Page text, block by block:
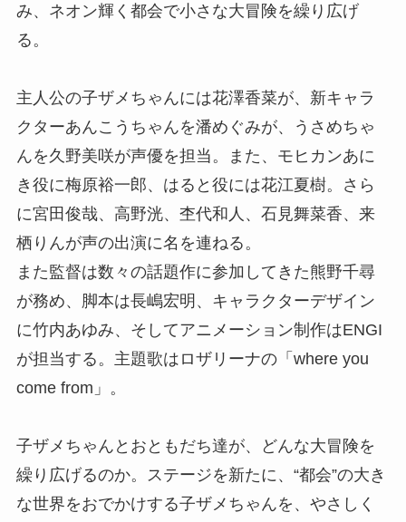
み、ネオン輝く都会で小さな大冒険を繰り広げ
る。
主人公の子ザメちゃんには花澤香菜が、新キャラ
クターあんこうちゃんを潘めぐみが、うさめちゃ
んを久野美咲が声優を担当。また、モヒカンあに
き役に梅原裕一郎、はると役には花江夏樹。さら
に宮田俊哉、高野洸、杢代和人、石見舞菜香、来
栖りんが声の出演に名を連ねる。
また監督は数々の話題作に参加してきた熊野千尋
が務め、脚本は⻑嶋宏明、キャラクターデザイン
に⽵内あゆみ、そしてアニメーション制作はENGI
が担当する。主題歌はロザリーナの「where you
come from」。
子ザメちゃんとおともだち達が、どんな大冒険を
繰り広げるのか。ステージを新たに、“都会”の大き
な世界をおでかけする子ザメちゃんを、やさしく